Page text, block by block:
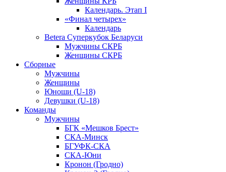
Календарь. Этап I
«Финал четырех»
Календарь
Betera Суперкубок Беларуси
Мужчины СКРБ
Женщины СКРБ
Сборные
Мужчины
Женщины
Юноши (U-18)
Девушки (U-18)
Команды
Мужчины
БГК «Мешков Брест»
СКА-Минск
БГУФК-СКА
СКА-Юни
Кронон (Гродно)